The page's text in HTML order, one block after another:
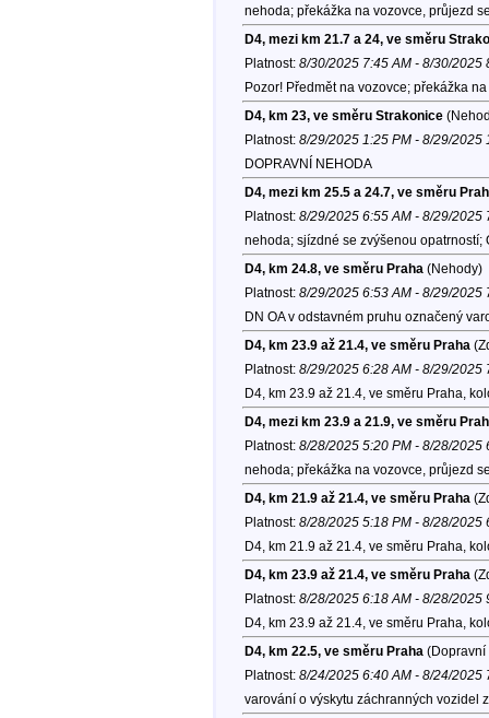
nehoda; překážka na vozovce, průjezd
D4, mezi km 21.7 a 24, ve směru
Platnost: 8/30/2025 7:45 AM - 8/30/2025
Pozor! Předmět na vozovce; překážka
D4, km 23, ve směru Strakonice
Platnost: 8/29/2025 1:25 PM - 8/29/2025
DOPRAVNÍ NEHODA
D4, mezi km 25.5 a 24.7, ve směru
Platnost: 8/29/2025 6:55 AM - 8/29/2025
nehoda; sjízdné se zvýšenou opatrností;
D4, km 24.8, ve směru Praha (Nehody)
Platnost: 8/29/2025 6:53 AM - 8/29/2025
DN OA v odstavném pruhu označený
D4, km 23.9 až 21.4, ve směru Praha
Platnost: 8/29/2025 6:28 AM - 8/29/2025
D4, km 23.9 až 21.4, ve směru Praha,
D4, mezi km 23.9 a 21.9, ve směru
Platnost: 8/28/2025 5:20 PM - 8/28/2025
nehoda; překážka na vozovce, průjezd
D4, km 21.9 až 21.4, ve směru Praha
Platnost: 8/28/2025 5:18 PM - 8/28/2025
D4, km 21.9 až 21.4, ve směru Praha,
D4, km 23.9 až 21.4, ve směru Praha
Platnost: 8/28/2025 6:18 AM - 8/28/2025
D4, km 23.9 až 21.4, ve směru Praha,
D4, km 22.5, ve směru Praha (Dopravní
Platnost: 8/24/2025 6:40 AM - 8/24/2025
varování o výskytu záchranných vozidel